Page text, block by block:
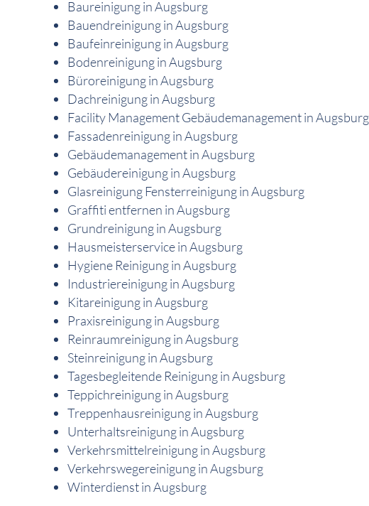
Baureinigung in Augsburg
Bauendreinigung in Augsburg
Baufeinreinigung in Augsburg
Bodenreinigung in Augsburg
Büroreinigung in Augsburg
Dachreinigung in Augsburg
Facility Management Gebäudemanagement in Augsburg
Fassadenreinigung in Augsburg
Gebäudemanagement in Augsburg
Gebäudereinigung in Augsburg
Glasreinigung Fensterreinigung in Augsburg
Graffiti entfernen in Augsburg
Grundreinigung in Augsburg
Hausmeisterservice in Augsburg
Hygiene Reinigung in Augsburg
Industriereinigung in Augsburg
Kitareinigung in Augsburg
Praxisreinigung in Augsburg
Reinraumreinigung in Augsburg
Steinreinigung in Augsburg
Tagesbegleitende Reinigung in Augsburg
Teppichreinigung in Augsburg
Treppenhausreinigung in Augsburg
Unterhaltsreinigung in Augsburg
Verkehrsmittelreinigung in Augsburg
Verkehrswegereinigung in Augsburg
Winterdienst in Augsburg